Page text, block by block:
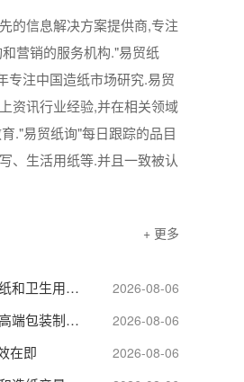
的信息解决方案提供商,专注
营销的服务机构."易贸纸
专注中国造纸市场研究.易贸
资讯行业经验,并在相关领域
."易贸纸询"每日跟踪的品目
、生活用纸等.并且一致被认
+ 更多
2026年上半年中国生活用纸和卫生用品进出口情况 2026-08-06
斥资7280亿印尼盾！中资高端包装制造项目落地印尼，剑指全球版图 2026-08-06
在即 2026-08-06